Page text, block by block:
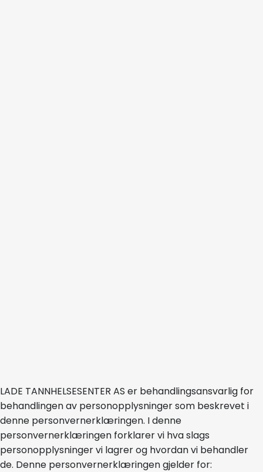
LADE TANNHELSESENTER AS er behandlingsansvarlig for
behandlingen av personopplysninger som beskrevet i
denne personvernerklæringen. I denne
personvernerklæringen forklarer vi hva slags
personopplysninger vi lagrer og hvordan vi behandler
de. Denne personvernerklæringen gjelder for: